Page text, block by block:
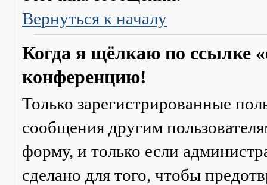
Вернуться к началу
Когда я щёлкаю по ссылке
конференцию!
Только зарегистрированные
сообщения другим
форму, и только если
сделано для того, чтобы